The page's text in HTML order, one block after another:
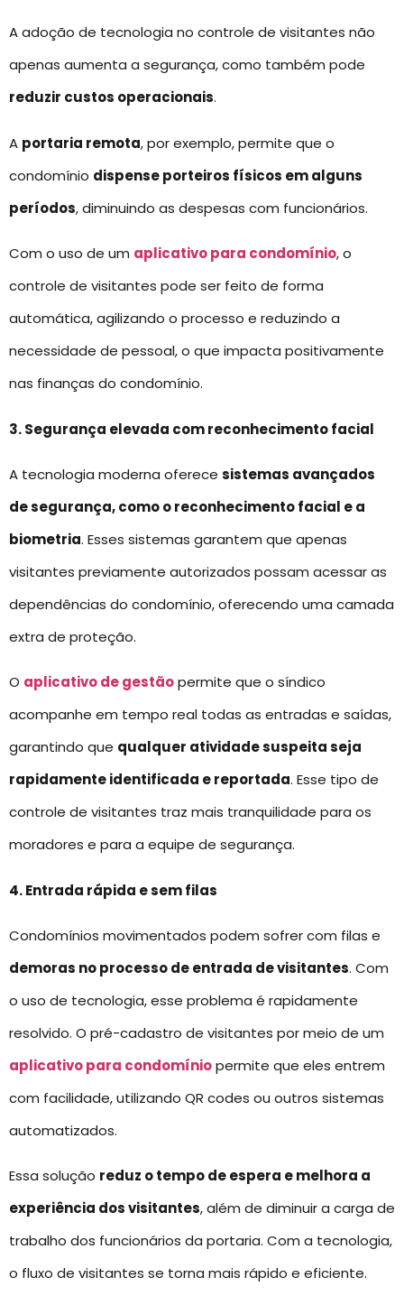
A adoção de tecnologia no controle de visitantes não
apenas aumenta a segurança, como também pode
reduzir custos operacionais.
A portaria remota, por exemplo, permite que o
condomínio dispense porteiros físicos em alguns
períodos, diminuindo as despesas com funcionários.
Com o uso de um aplicativo para condomínio, o
controle de visitantes pode ser feito de forma
automática, agilizando o processo e reduzindo a
necessidade de pessoal, o que impacta positivamente
nas finanças do condomínio.
3. Segurança elevada com reconhecimento facial
A tecnologia moderna oferece sistemas avançados
de segurança, como o reconhecimento facial e a
biometria. Esses sistemas garantem que apenas
visitantes previamente autorizados possam acessar as
dependências do condomínio, oferecendo uma camada
extra de proteção.
O aplicativo de gestãopermite que o síndico
acompanhe em tempo real todas as entradas e saídas,
garantindo que qualquer atividade suspeita seja
rapidamente identificada e reportada. Esse tipo de
controle de visitantes traz mais tranquilidade para os
moradores e para a equipe de segurança.
4. Entrada rápida e sem filas
Condomínios movimentados podem sofrer com filas e
demoras no processo de entrada de visitantes. Com
o uso de tecnologia, esse problema é rapidamente
resolvido. O pré-cadastro de visitantes por meio de um
aplicativo para condomíniopermite que eles entrem
com facilidade, utilizando QR codes ou outros sistemas
automatizados.
Essa solução reduz o tempo de espera e melhora a
experiência dos visitantes, além de diminuir a carga de
trabalho dos funcionários da portaria. Com a tecnologia,
o fluxo de visitantes se torna mais rápido e eficiente.